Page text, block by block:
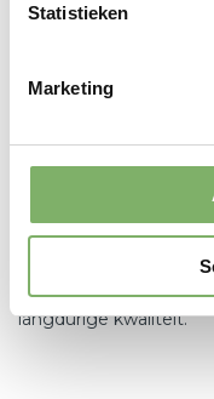
Statistieken
Marketing
vakmanschap. Een
ervaren en VCA
kunststof kozijnen
het hele proces uit
langdurige kwaliteit.